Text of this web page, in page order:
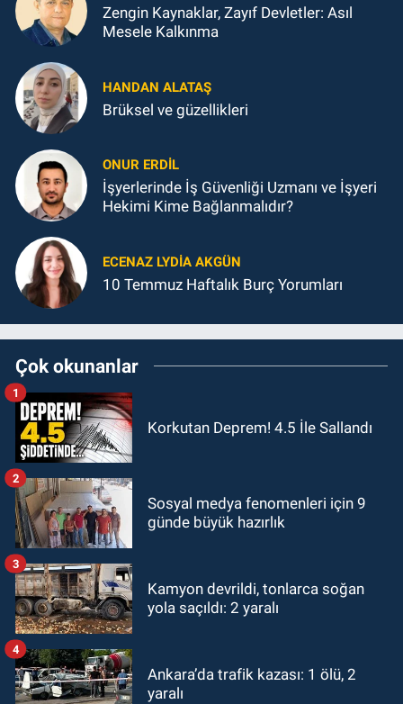
Zengin Kaynaklar, Zayıf Devletler: Asıl
Mesele Kalkınma
HANDAN ALATAŞ
Brüksel ve güzellikleri
ONUR ERDIL
İşyerlerinde İş Güvenliği Uzmanı ve İşyeri
Hekimi Kime Bağlanmalıdır?
ECENAZ LYDIA AKGÜN
10 Temmuz Haftalık Burç Yorumları
Çok okunanlar
Korkutan Deprem! 4.5 İle Sallandı
1
Sosyal medya fenomenleri için 9
günde büyük hazırlık
2
Kamyon devrildi, tonlarca soğan
yola saçıldı: 2 yaralı
3
Ankara’da trafik kazası: 1 ölü, 2
yaralı
4